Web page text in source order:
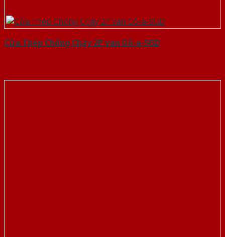
Cửa Thép Chống Cháy 2P van Gỗ-a-SGD